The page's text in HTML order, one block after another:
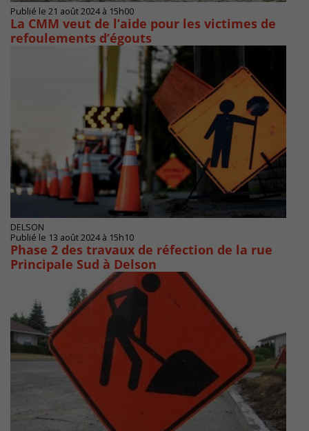
Publié le 21 août 2024 à 15h00
La CMM veut de l’aide pour les victimes de
refoulements d’égouts
DELSON
Publié le 13 août 2024 à 15h10
Phase 2 des travaux de réfection de la rue
Principale Sud à Delson